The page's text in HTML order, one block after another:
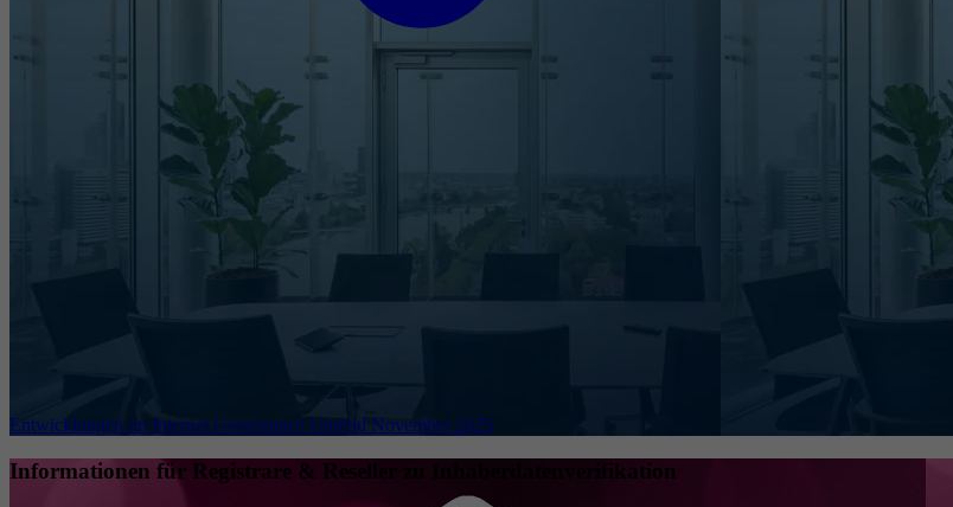
Entwicklungen im Internet Governance Umfeld November 2025
Informationen für Registrare & Reseller zu Inhaberdatenverifikation